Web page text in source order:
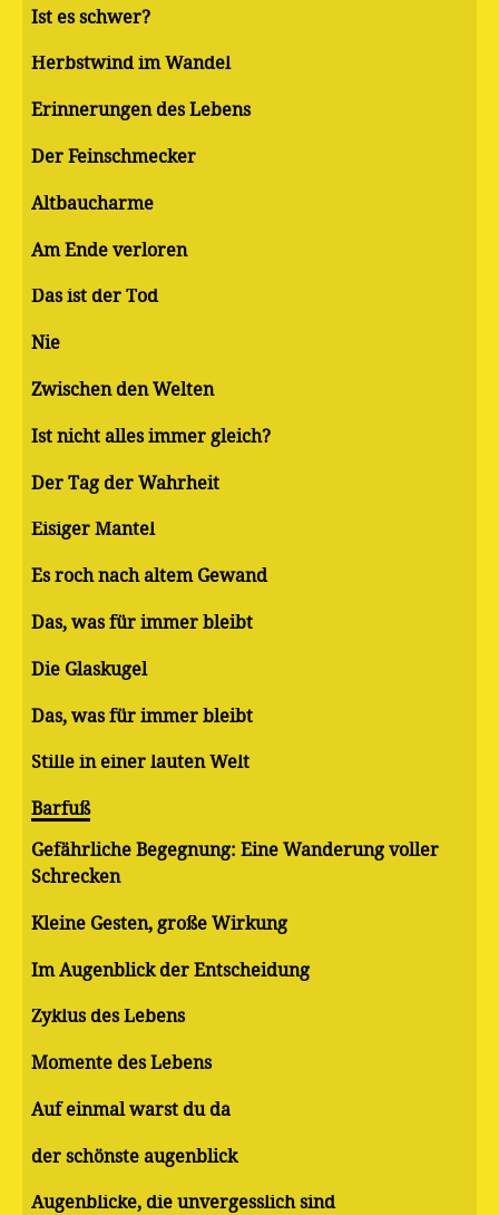
Ist es schwer?
Herbstwind im Wandel
Erinnerungen des Lebens
Der Feinschmecker
Altbaucharme
Am Ende verloren
Das ist der Tod
Nie
Zwischen den Welten
Ist nicht alles immer gleich?
Der Tag der Wahrheit
Eisiger Mantel
Es roch nach altem Gewand
Das, was für immer bleibt
Die Glaskugel
Das, was für immer bleibt
Stille in einer lauten Welt
Barfuß
Gefährliche Begegnung: Eine Wanderung voller
Schrecken
Kleine Gesten, große Wirkung
Im Augenblick der Entscheidung
Zyklus des Lebens
Momente des Lebens
Auf einmal warst du da
der schönste augenblick
Augenblicke, die unvergesslich sind